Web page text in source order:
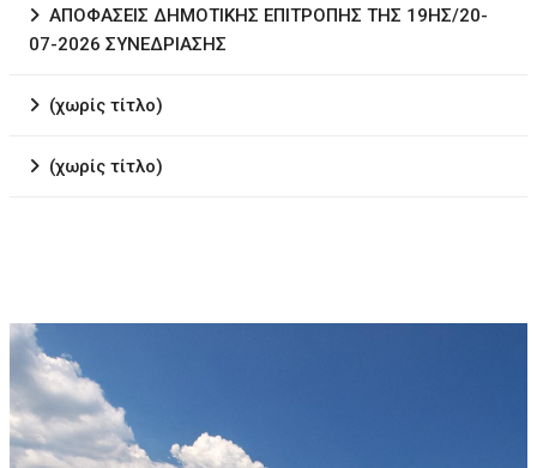
ΑΠΟΦΑΣΕΙΣ ΔΗΜΟΤΙΚΗΣ ΕΠΙΤΡΟΠΗΣ ΤΗΣ 19ΗΣ/20-
07-2026 ΣΥΝΕΔΡΙΑΣΗΣ
(χωρίς τίτλο)
(χωρίς τίτλο)